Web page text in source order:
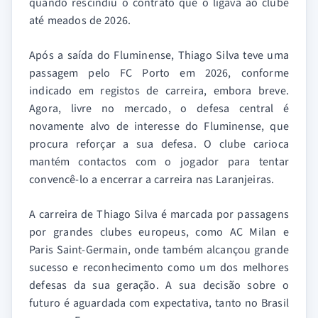
até meados de 2026.
Após a saída do Fluminense, Thiago Silva teve uma
passagem pelo FC Porto em 2026, conforme
indicado em registos de carreira, embora breve.
Agora, livre no mercado, o defesa central é
novamente alvo de interesse do Fluminense, que
procura reforçar a sua defesa. O clube carioca
mantém contactos com o jogador para tentar
convencê-lo a encerrar a carreira nas Laranjeiras.
A carreira de Thiago Silva é marcada por passagens
por grandes clubes europeus, como AC Milan e
Paris Saint-Germain, onde também alcançou grande
sucesso e reconhecimento como um dos melhores
defesas da sua geração. A sua decisão sobre o
futuro é aguardada com expectativa, tanto no Brasil